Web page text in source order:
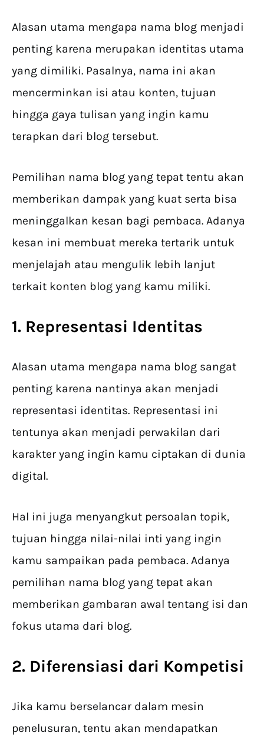
Alasan utama mengapa nama blog menjadi
penting karena merupakan identitas utama
yang dimiliki. Pasalnya, nama ini akan
mencerminkan isi atau konten, tujuan
hingga gaya tulisan yang ingin kamu
terapkan dari blog tersebut.
Pemilihan nama blog yang tepat tentu akan
memberikan dampak yang kuat serta bisa
meninggalkan kesan bagi pembaca. Adanya
kesan ini membuat mereka tertarik untuk
menjelajah atau mengulik lebih lanjut
terkait konten blog yang kamu miliki.
1. Representasi Identitas
Alasan utama mengapa nama blog sangat
penting karena nantinya akan menjadi
representasi identitas. Representasi ini
tentunya akan menjadi perwakilan dari
karakter yang ingin kamu ciptakan di dunia
digital.
Hal ini juga menyangkut persoalan topik,
tujuan hingga nilai-nilai inti yang ingin
kamu sampaikan pada pembaca. Adanya
pemilihan nama blog yang tepat akan
memberikan gambaran awal tentang isi dan
fokus utama dari blog.
2. Diferensiasi dari Kompetisi
Jika kamu berselancar dalam mesin
penelusuran, tentu akan mendapatkan